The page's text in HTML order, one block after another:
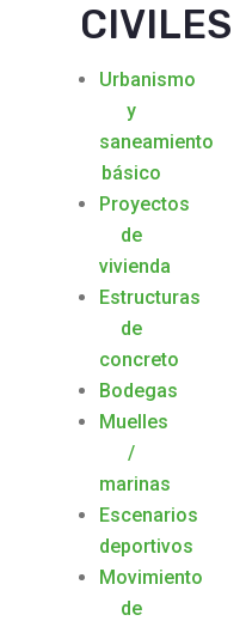
CIVILES
Urbanismo
y
saneamiento
básico
Proyectos
de
vivienda
Estructuras
de
concreto
Bodegas
Muelles
/
marinas
Escenarios
deportivos
Movimiento
de